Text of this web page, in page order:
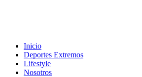
Inicio
Deportes Extremos
Lifestyle
Nosotros